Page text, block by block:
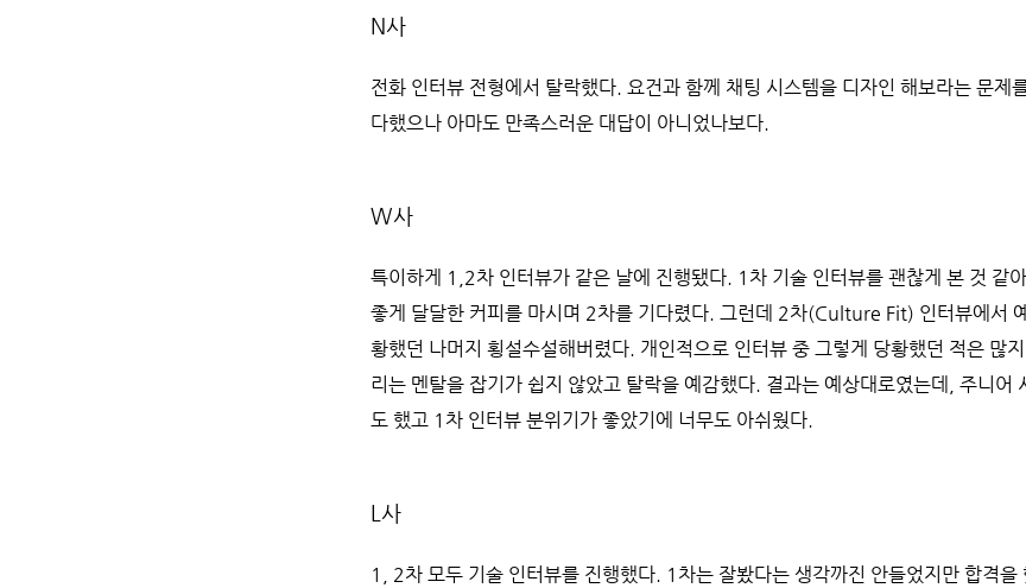
N사
전화 인터뷰 전형에서 탈락했다. 요건과 함께 채팅 시스템을 디자인 해보라는 문제
다했으나 아마도 만족스러운 대답이 아니었나보다.
W사
특이하게 1,2차 인터뷰가 같은 날에 진행됐다. 1차 기술 인터뷰를 괜찮게 본 것 같
좋게 달달한 커피를 마시며 2차를 기다렸다. 그런데 2차(Culture Fit) 인터뷰에서
황했던 나머지 횡설수설해버렸다. 개인적으로 인터뷰 중 그렇게 당황했던 적은 많
리는 멘탈을 잡기가 쉽지 않았고 탈락을 예감했다. 결과는 예상대로였는데, 주니어
도 했고 1차 인터뷰 분위기가 좋았기에 너무도 아쉬웠다.
L사
1, 2차 모두 기술 인터뷰를 진행했다. 1차는 잘봤다는 생각까진 안들었지만 합격을